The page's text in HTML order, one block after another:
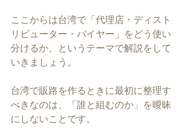
ここからは台湾で「代理店・ディスト
リビューター・バイヤー」をどう使い
分けるか、というテーマで解説をして
いきましょう。
台湾で販路を作るときに最初に整理す
べきなのは、「誰と組むのか」を曖昧
にしないことです。